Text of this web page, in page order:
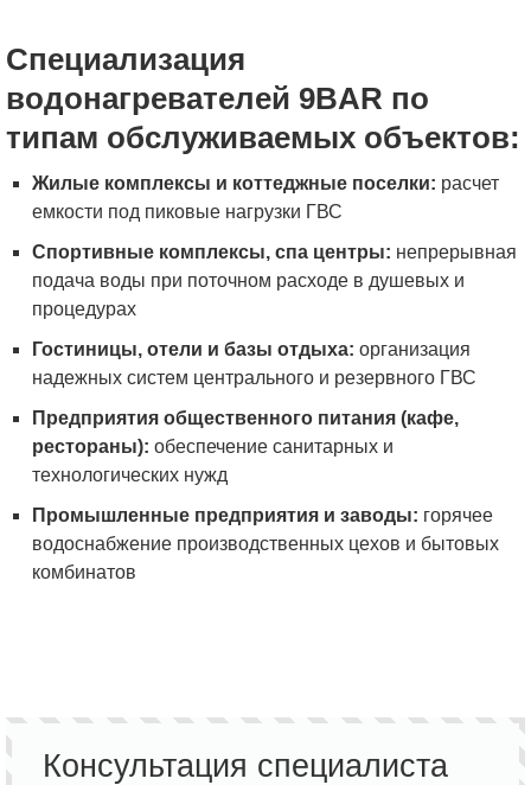
Специализация
водонагревателей 9BAR по
типам обслуживаемых объектов:
Жилые комплексы и коттеджные поселки: расчет
емкости под пиковые нагрузки ГВС
Спортивные комплексы, спа центры: непрерывная
подача воды при поточном расходе в душевых и
процедурах
Гостиницы, отели и базы отдыха: организация
надежных систем центрального и резервного ГВС
Предприятия общественного питания (кафе,
рестораны): обеспечение санитарных и
технологических нужд
Промышленные предприятия и заводы: горячее
водоснабжение производственных цехов и бытовых
комбинатов
Консультация специалиста